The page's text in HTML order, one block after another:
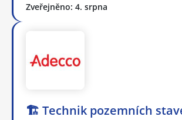
Zveřejněno: 4. srpna
🏗️ Technik pozemních